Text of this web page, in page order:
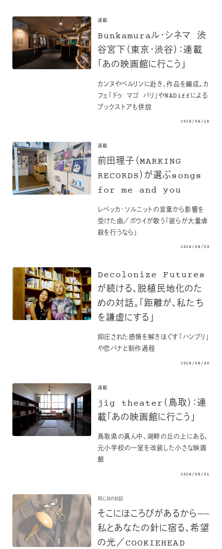
連載
Bunkamuraル・シネマ 渋
谷宮下（東京・渋谷）：連載
「あの映画館に行こう」
カンヌやベルリンに赴き、作品を編成。カ
フェ「ドゥ マゴ パリ」やNADiffによる
ブックストアも併設
2026/06/15
連載
前田理子（MARKING
RECORDS）が選ぶsongs
for me and you
レベッカ・ソルニットの言葉から影響を
受けた曲／ボウイが歌う「彼らが大量虐
殺を行うなら」
2026/06/03
Decolonize Futures
が続ける、脱植民地化のた
めの対話。「距離が、私たち
を謙虚にする」
抑圧された感情を解きほぐす「ハンプリ」
や恋バナと制作過程
2026/05/30
連載
jig theater（鳥取）：連
載「あの映画館に行こう」
鳥取県の真ん中、湖畔の丘の上にある、
元小学校の一室を改装した小さな映画
館
2026/05/01
同じ日の日記
そこにほころびがあるから——
私とあなたの針に宿る、希望
の光／COOKIEHEAD